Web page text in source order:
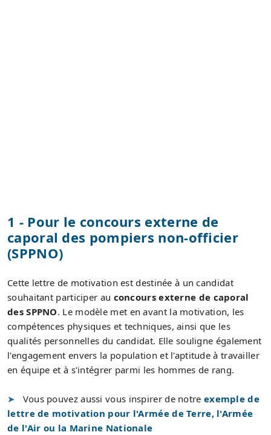
1 - Pour le concours externe de
caporal des pompiers non-officier
(SPPNO)
Cette lettre de motivation est destinée à un candidat
souhaitant participer au concours externe de caporal
des SPPNO. Le modèle met en avant la motivation, les
compétences physiques et techniques, ainsi que les
qualités personnelles du candidat. Elle souligne également
l'engagement envers la population et l'aptitude à travailler
en équipe et à s'intégrer parmi les hommes de rang.
Vous pouvez aussi vous inspirer de notre exemple de
lettre de motivation pour l'Armée de Terre, l'Armée
de l'Air ou la Marine Nationale